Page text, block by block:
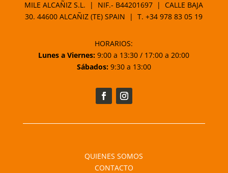
MILE ALCAÑIZ S.L. | NIF.- B44201697 | CALLE BAJA
30. 44600 ALCAÑIZ (TE) SPAIN | T.+34 978 83 05 19
HORARIOS:
Lunes a Viernes: 9:00 a 13:30 / 17:00 a 20:00
Sábados:9:30 a 13:00
QUIENES SOMOS
CONTACTO